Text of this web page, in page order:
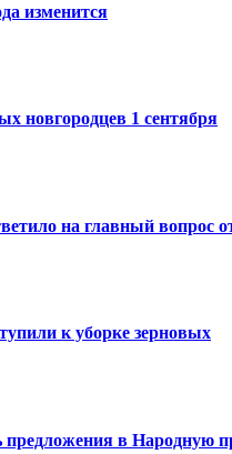
изменится
новгородцев 1 сентября
на главный вопрос
к уборке зерновых
в Народную